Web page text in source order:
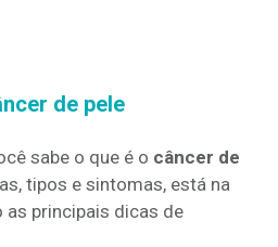
de pele
sabe o que é o câncer de
tipos e sintomas, está na
as principais dicas de